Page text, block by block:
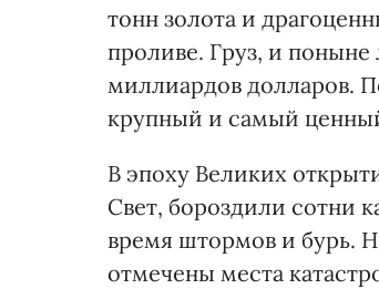
тонн золота и
проливе. Груз, и
миллиардов долларов.
крупный и самый
В эпоху Великих
Свет, бороздили сотни
время штормов и бурь.
отмечены места